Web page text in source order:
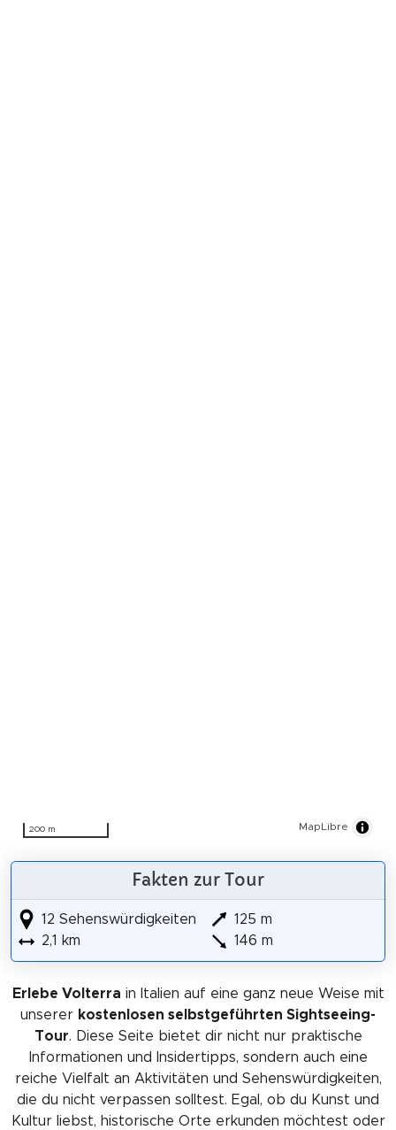
200 m MapLibre
Fakten zur Tour
12 Sehenswürdigkeiten
2,1 km
125 m
146 m
Erlebe Volterra in Italien auf eine ganz neue Weise mit
unserer kostenlosen selbstgeführten Sightseeing-
Tour. Diese Seite bietet dir nicht nur praktische
Informationen und Insidertipps, sondern auch eine
reiche Vielfalt an Aktivitäten und Sehenswürdigkeiten,
die du nicht verpassen solltest. Egal, ob du Kunst und
Kultur liebst, historische Orte erkunden möchtest oder